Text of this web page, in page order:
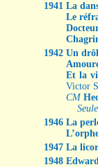
1941 La
Le
1942 Un
Et la
Victor
CM
1946 La
1947 La
1948